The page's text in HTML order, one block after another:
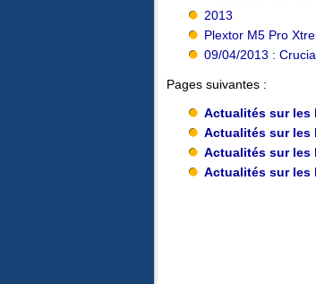
2013
Plextor M5 Pro
09/04/2013 :
Pages suivantes :
Actualités sur les
Actualités sur les
Actualités sur les
Actualités sur les